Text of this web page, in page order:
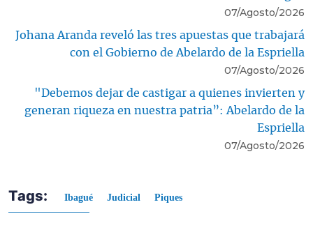
07/Agosto/2026
Johana Aranda reveló las tres apuestas que trabajará
con el Gobierno de Abelardo de la Espriella
07/Agosto/2026
"Debemos dejar de castigar a quienes invierten y
generan riqueza en nuestra patria”: Abelardo de la
Espriella
07/Agosto/2026
Tags: Ibagué Judicial Piques